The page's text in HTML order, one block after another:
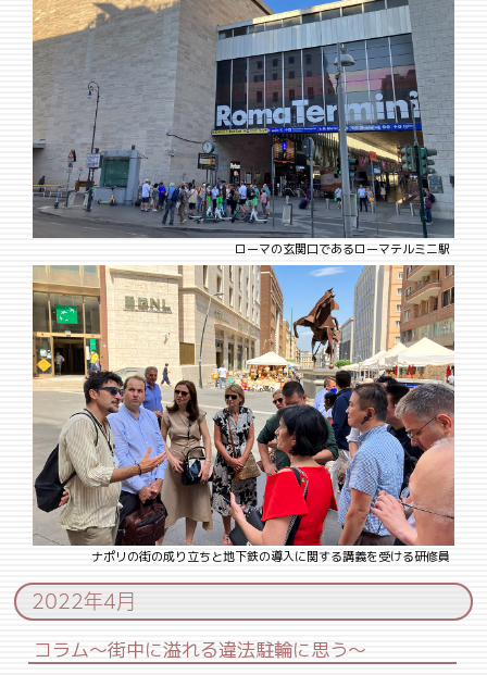
ローマの玄関口であるローマテルミニ駅
ナポリの街の成り立ちと地下鉄の導入に関する講義を受ける研修員
2022年4月
コラム〜街中に溢れる違法駐輪に思う〜